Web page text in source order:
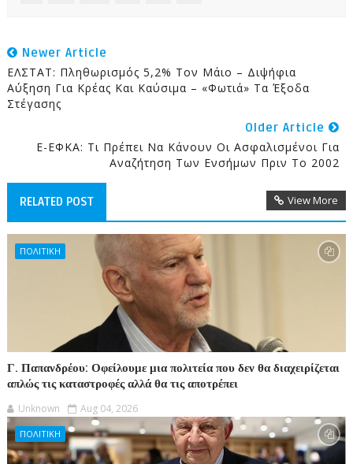
Newer Article
ΕΛΣΤΑΤ: Πληθωρισμός 5,2% Τον Μάιο – Διψήφια
Αύξηση Για Κρέας Και Καύσιμα – «Φωτιά» Τα Έξοδα
Στέγασης
Older Article
E-ΕΦΚΑ: Τι Πρέπει Να Κάνουν Οι Ασφαλισμένοι Για
Αναζήτηση Των Ενσήμων Πριν Το 2002
RELATED POST View More
ΠΟΛΙΤΙΚΗ
Γ. Παπανδρέου: Οφείλουμε μια πολιτεία που δεν θα διαχειρίζεται
απλώς τις καταστροφές αλλά θα τις αποτρέπει
Unknown Aug 04, 2026
ΠΟΛΙΤΙΚΗ